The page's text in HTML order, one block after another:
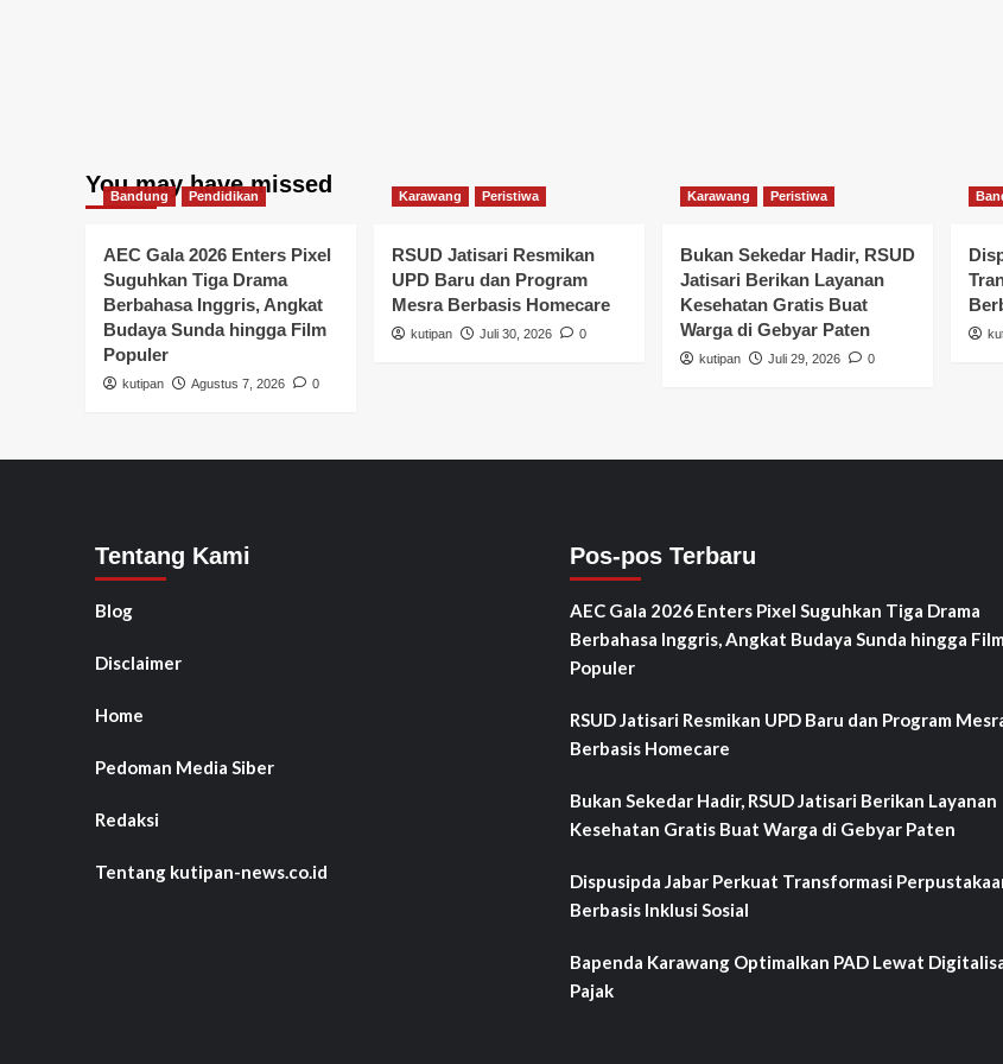
You may have missed
Bandung Pendidikan
AEC Gala 2026 Enters Pixel
Suguhkan Tiga Drama
Berbahasa Inggris, Angkat
Budaya Sunda hingga Film
Populer
kutipan Agustus 7, 2026 0
Karawang Peristiwa
RSUD Jatisari Resmikan
UPD Baru dan Program
Mesra Berbasis Homecare
kutipan Juli 30, 2026 0
Karawang Peristiwa
Bukan Sekedar Hadir, RSUD
Jatisari Berikan Layanan
Kesehatan Gratis Buat
Warga di Gebyar Paten
kutipan Juli 29, 2026 0
Tentang Kami
Blog
Disclaimer
Home
Pedoman Media Siber
Redaksi
Tentang kutipan-news.co.id
Pos-pos Terbaru
AEC Gala 2026 Enters Pixel Suguhkan Tiga Drama
Berbahasa Inggris, Angkat Budaya Sunda hingga Film
Populer
RSUD Jatisari Resmikan UPD Baru dan Program
Berbasis Homecare
Bukan Sekedar Hadir, RSUD Jatisari Berikan Layanan
Kesehatan Gratis Buat Warga di Gebyar Paten
Dispusipda Jabar Perkuat Transformasi
Berbasis Inklusi Sosial
Bapenda Karawang Optimalkan PAD Lewat
Pajak